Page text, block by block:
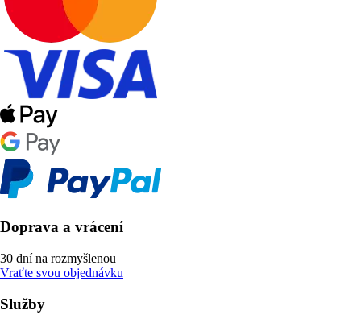
Doprava a vrácení
30 dní na rozmyšlenou
Vraťte svou objednávku
Služby